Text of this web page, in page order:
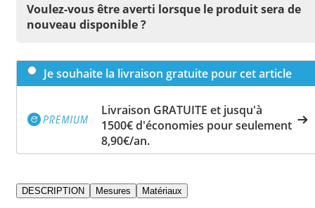
Voulez-vous être averti lorsque le produit sera de
nouveau disponible ?
Je souhaite la livraison gratuite pour cet article
Livraison GRATUITE et jusqu'à
1500€ d'économies pour seulement
8,90€/an.
DESCRIPTION Mesures Matériaux